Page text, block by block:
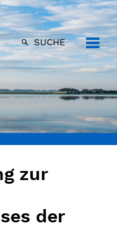
SUCHE
zur
der